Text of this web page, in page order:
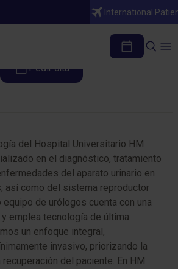
International
Urología
Pedir cita
del Hospital Universitario HM
en el diagnóstico, tratamiento
del aparato urinario en
así como del sistema reproductor
de urólogos cuenta con una
emplea tecnología de última
un enfoque integral,
invasivo, priorizando la
del paciente. En HM